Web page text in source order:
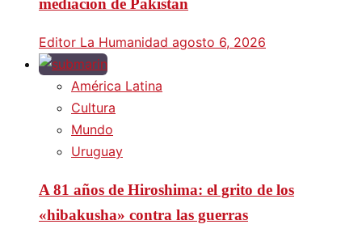
mediación de Pakistán
Editor La Humanidad agosto 6, 2026
América Latina
Cultura
Mundo
Uruguay
A 81 años de Hiroshima: el grito de los
«hibakusha» contra las guerras